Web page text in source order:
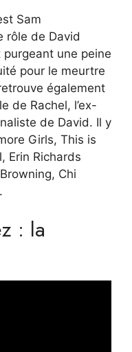
Sam
rôle de David
une peine
pour le meurtre
également
de Rachel, l’ex-
de David. Il y
Girls, This is
Erin Richards
Chi
: la